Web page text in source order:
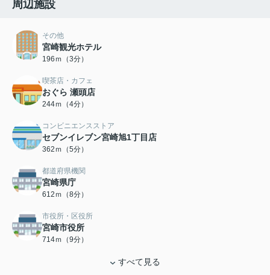
周辺施設
その他
宮崎観光ホテル
196ｍ（3分）
喫茶店・カフェ
おぐら 瀬頭店
244ｍ（4分）
コンビニエンスストア
セブンイレブン宮崎旭1丁目店
362ｍ（5分）
都道府県機関
宮崎県庁
612ｍ（8分）
市役所・区役所
宮崎市役所
714ｍ（9分）
すべて見る